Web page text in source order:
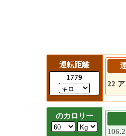
運転距離
1779
22
のカロリー